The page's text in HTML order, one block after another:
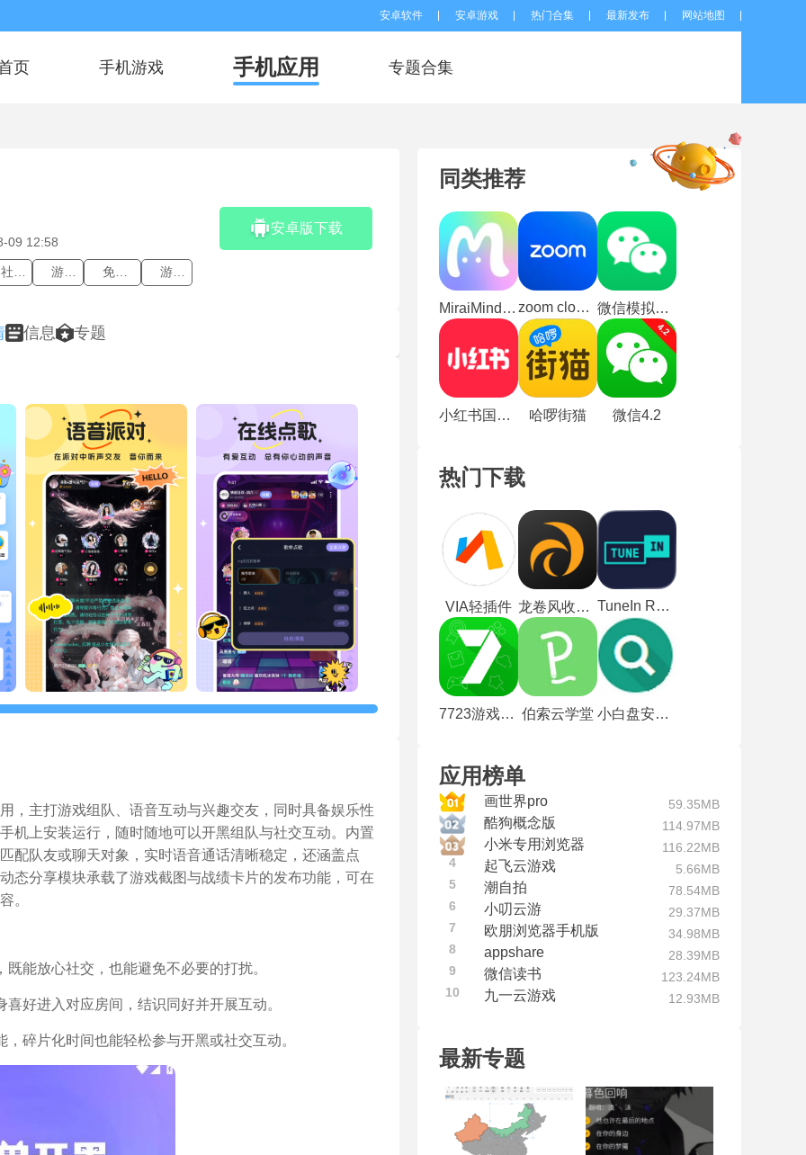
安卓软件 安卓游戏 热门合集 最新发布 网站地图
页 手机游戏 手机应用 专题合集
09 12:58
安卓版下载
信息 专题
，主打游戏组队、语音互动与兴趣交友，同时具备娱乐性
机上安装运行，随时随地可以开黑组队与社交互动。内置
配队友或聊天对象，实时语音通话清晰稳定，还涵盖点
态分享模块承载了游戏截图与战绩卡片的发布功能，可在
。
能放心社交，也能避免不必要的打扰。
好进入对应房间，结识同好并开展互动。
碎片化时间也能轻松参与开黑或社交互动。
同类推荐
MiraiMind免登录版 zoom cloud meetings 微信模拟器3.0
小红书国际版 哈啰街猫 微信4.2
热门下载
VIA轻插件 龙卷风收音机纯净版 TuneIn Radio
7723游戏盒老版本 伯索云学堂 小白盘安卓版
应用榜单
画世界pro 59.35MB
酷狗概念版 114.97MB
小米专用浏览器
116.22MB
4
起飞云游戏
5.66MB
5
潮自拍
78.54MB
6
小叨云游
29.37MB
7
欧朋浏览器手机版
34.98MB
8
appshare
28.39MB
9
微信读书
123.24MB
10
九一云游戏 12.93MB
最新专题